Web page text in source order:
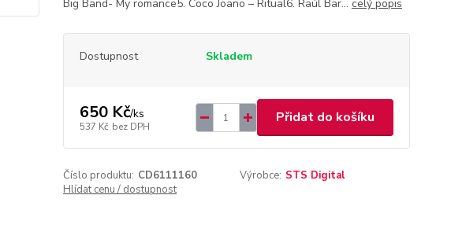
Big Band- My romance5. Coco Joano – Ritual6. Raúl Bar... celý popis
Dostupnost Skladem
650 Kč/ks
537 Kč bez DPH
Přidat do košíku
Číslo produktu: CD6111160 Výrobce: STS Digital
Hlídat cenu / dostupnost